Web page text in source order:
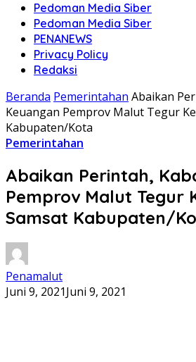
Pedoman Media Siber
Pedoman Media Siber
PENANEWS
Privacy Policy
Redaksi
Beranda Pemerintahan Abaikan
Keuangan Pemprov Malut Tegur
Kabupaten/Kota
Pemerintahan
Abaikan Perintah,
Pemprov Malut Tegur
Samsat Kabupaten/
Penamalut
Juni 9, 2021Juni 9, 2021